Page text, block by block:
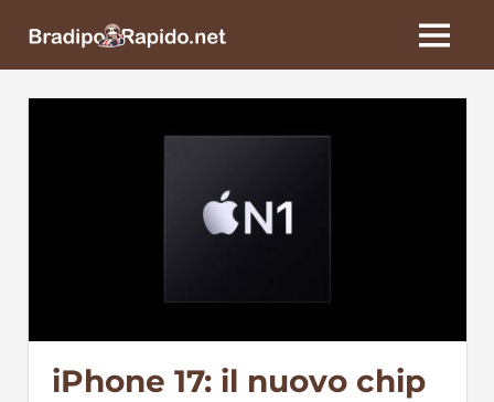
BradipoRapido.net
MENU
iPhone 17: il nuovo chip